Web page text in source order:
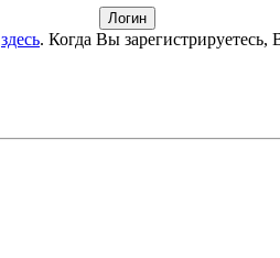
здесь. Когда Вы